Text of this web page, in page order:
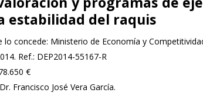
estabilidad del raquis
lo concede: Ministerio de Economía y
Ref.: DEP2014-55167-R
€
Francisco José Vera García.